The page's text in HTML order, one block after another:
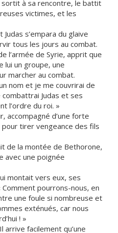
sortit à sa rencontre, le battit
victimes, et les
s’empara du glaive
tous les jours au combat.
l’armée de Syrie, apprit que
lui un groupe, une
marcher au combat.
nom et je me couvrirai de
combattrai Judas et ses
l’ordre du roi. »
accompagné d’une forte
tirer vengeance des fils
de la montée de Bethorone,
avec une poignée
montait vers eux, ses
Comment pourrons-nous, en
une foule si nombreuse et
exténués, car nous
! »
arrive facilement qu’une